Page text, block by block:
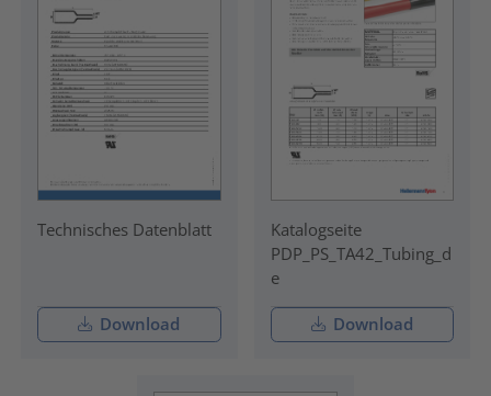
Technisches Datenblatt
Download
Katalogseite
PDP_PS_TA42_Tubing_d
e
Download